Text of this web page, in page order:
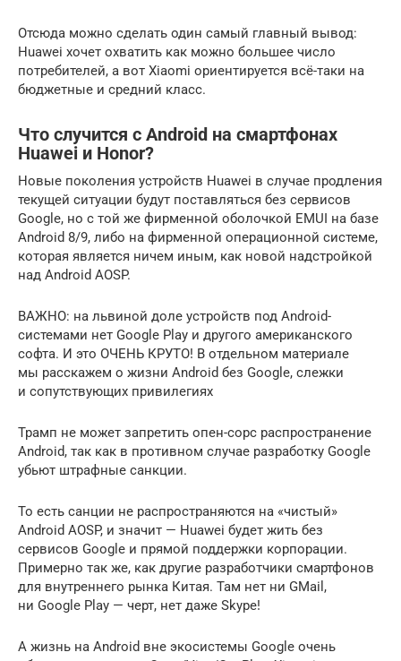
Отсюда можно сделать один самый главный вывод:
Huawei хочет охватить как можно большее число
потребителей, а вот Xiaomi ориентируется всё-таки на
бюджетные и средний класс.
Что случится с Android на смартфонах
Huawei и Honor?
Новые поколения устройств Huawei в случае продления
текущей ситуации будут поставляться без сервисов
Google, но с той же фирменной оболочкой EMUI на базе
Android 8/9, либо на фирменной операционной системе,
которая является ничем иным, как новой надстройкой
над Android AOSP.
ВАЖНО: на львиной доле устройств под Android-
системами нет Google Play и другого американского
софта. И это ОЧЕНЬ КРУТО! В отдельном материале
мы расскажем о жизни Android без Google, слежки
и сопутствующих привилегиях
Трамп не может запретить опен-сорс распространение
Android, так как в противном случае разработку Google
убьют штрафные санкции.
То есть санции не распространяются на «чистый»
Android AOSP, и значит — Huawei будет жить без
сервисов Google и прямой поддержки корпорации.
Примерно так же, как другие разработчики смартфонов
для внутреннего рынка Китая. Там нет ни GMail,
ни Google Play — черт, нет даже Skype!
А жизнь на Android вне экосистемы Google очень